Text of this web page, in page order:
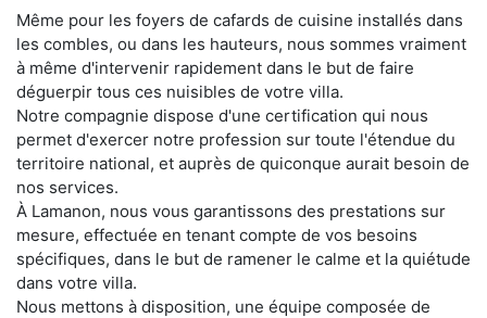
Même pour les foyers de cafards de cuisine installés dans
les combles, ou dans les hauteurs, nous sommes vraiment
à même d'intervenir rapidement dans le but de faire
déguerpir tous ces nuisibles de votre villa.
Notre compagnie dispose d'une certification qui nous
permet d'exercer notre profession sur toute l'étendue du
territoire national, et auprès de quiconque aurait besoin de
nos services.
À Lamanon, nous vous garantissons des prestations sur
mesure, effectuée en tenant compte de vos besoins
spécifiques, dans le but de ramener le calme et la quiétude
dans votre villa.
Nous mettons à disposition, une équipe composée de